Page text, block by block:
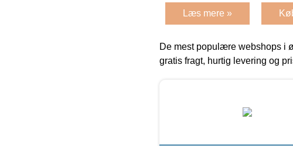
Læs mere »
De mest populære webshops i
gratis fragt, hurtig levering og